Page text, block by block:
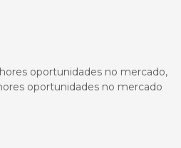
oportunidades no mercado,
oportunidades no mercado